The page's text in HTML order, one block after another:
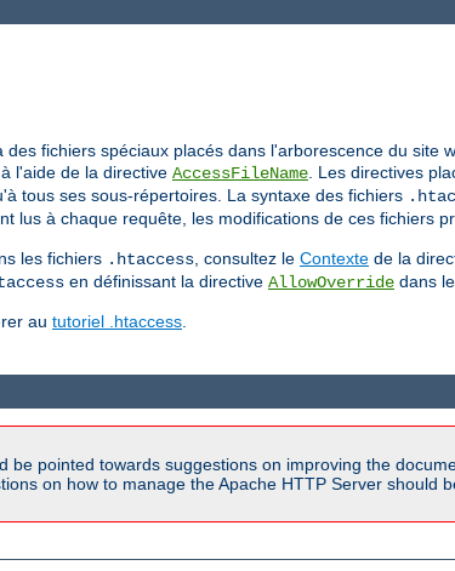
fichiers spéciaux placés dans l'arborescence du site
l'aide de la directive AccessFileName. Les directives
tous ses sous-répertoires. La syntaxe des fichiers
lus à chaque requête, les modifications de ces fichiers
les fichiers .htaccess, consultez le Contexte de la
en définissant la directive AllowOverride dans
au tutoriel .htaccess.
be pointed towards suggestions on improving the
on how to manage the Apache HTTP Server